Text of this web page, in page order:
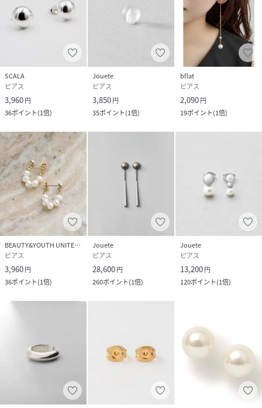
SCALA
ピアス
3,960円
36ポイント(1倍)
Jouete
ピアス
3,850円
35ポイント(1倍)
bflat
ピアス
2,090円
19ポイント(1倍)
BEAUTY&YOUTH UNITED ARROWS
ピアス
3,960円
36ポイント(1倍)
Jouete
ピアス
28,600円
260ポイント(1倍)
Jouete
ピアス
13,200円
120ポイント(1倍)